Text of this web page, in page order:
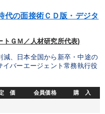
代の面接術ＣＤ版・デジタ
トＧＭ／人材研究所代表)
、日本全国から新卒・中途の
バーエージェント常務執行役
価 会員価格 購 入